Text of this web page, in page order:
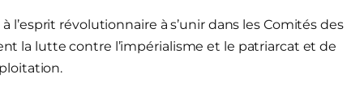
révolutionnaire à s’unir dans les Comités des
la lutte contre l’impérialisme et le patriarcat et de